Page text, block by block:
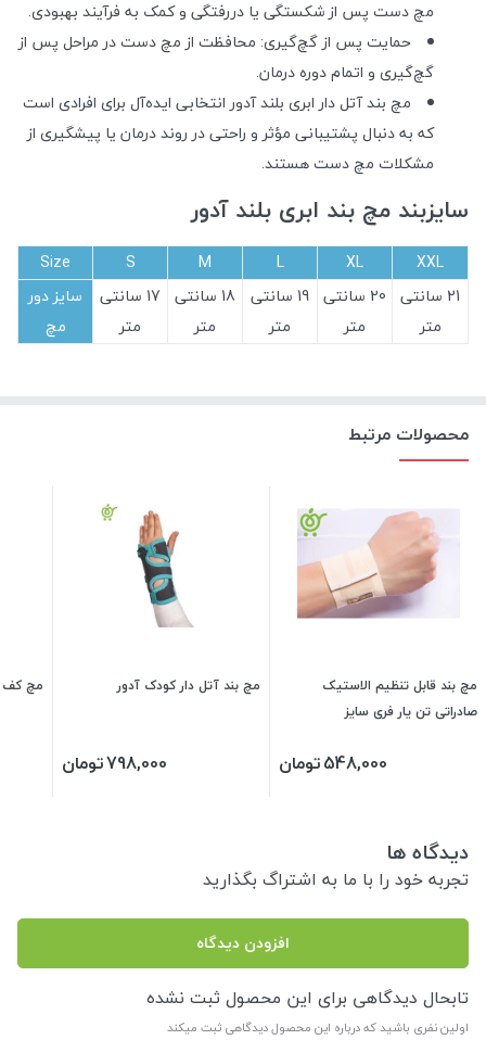
مچ دست پس از شکستگی یا دررفتگی و کمک به فرآیند بهبودی.
حمایت پس از گچ‌گیری: محافظت از مچ دست در مراحل پس از
گچ‌گیری و اتمام دوره درمان.
مچ بند آتل دار ابری بلند آدور انتخابی ایده‌آل برای افرادی است
که به دنبال پشتیبانی مؤثر و راحتی در روند درمان یا پیشگیری از
مشکلات مچ دست هستند.
سایزبند مچ بند ابری بلند آدور
XXL
XL
L
M
S
Size
21 سانتی
متر
20 سانتی
متر
19 سانتی
متر
18 سانتی
متر
17 سانتی
متر
سایز دور
مچ
محصولات مرتبط
مچ بند قابل تنظیم الاستیک
صادراتی تن یار فری سایز
548,000تومان
مچ بند آتل دار کودک آدور
798,000تومان
مچ کف
دیدگاه ها
تجربه خود را با ما به اشتراگ بگذارید
افزودن دیدگاه
تابحال دیدگاهی برای این محصول ثبت نشده
اولین نفری باشید که درباره این محصول دیدگاهی ثبت میکند